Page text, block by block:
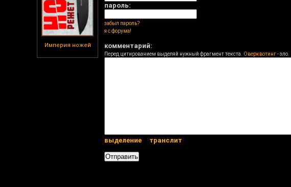
Империя ножей
пароль:
забыл пароль?
я с форума!
комментарий:
Перед цитированием выделяй нужный фрагмент текста. Оверквотинг- зло.
выделение транслит